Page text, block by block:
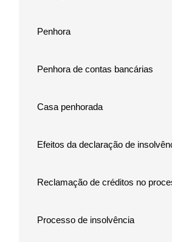
Penhora
Penhora de contas bancárias
Casa penhorada
Efeitos da declaração de
Reclamação de créditos no
Processo de insolvência